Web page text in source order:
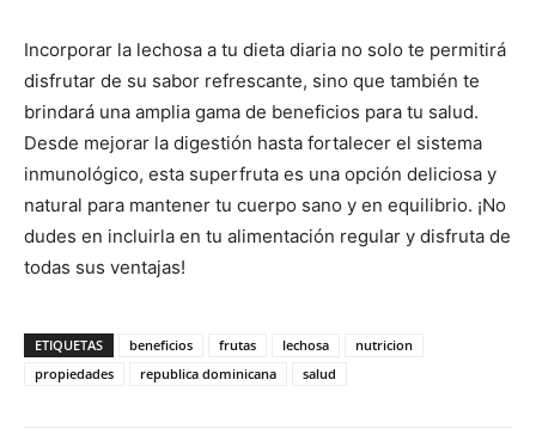
Incorporar la lechosa a tu dieta diaria no solo te permitirá
disfrutar de su sabor refrescante, sino que también te
brindará una amplia gama de beneficios para tu salud.
Desde mejorar la digestión hasta fortalecer el sistema
inmunológico, esta superfruta es una opción deliciosa y
natural para mantener tu cuerpo sano y en equilibrio. ¡No
dudes en incluirla en tu alimentación regular y disfruta de
todas sus ventajas!
ETIQUETAS beneficios frutas lechosa
nutricion
propiedades
republica dominicana salud